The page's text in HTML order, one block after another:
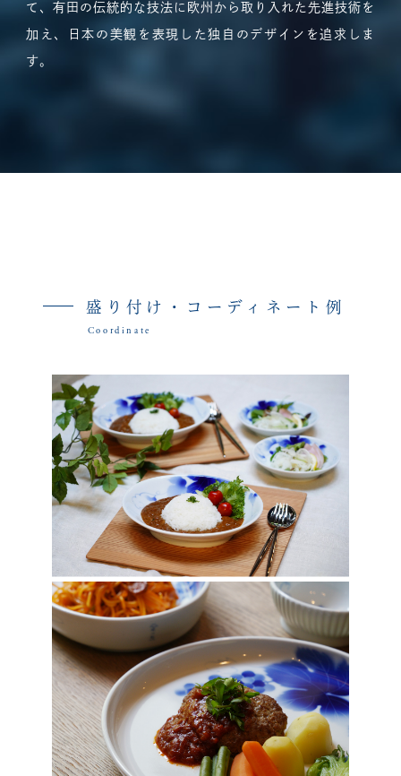
て、有田の伝統的な技法に欧州から取り入れた先進技術を
加え、日本の美観を表現した独自のデザインを追求しま
す。
盛り付け・コーディネート例
Coordinate